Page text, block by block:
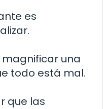
es
una
todo está mal.
que las